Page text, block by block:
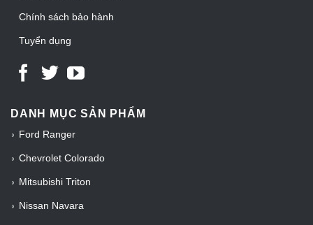
Chính sách bảo hành
Tuyển dụng
DANH MỤC SẢN PHẨM
Ford Ranger
Chevrolet Colorado
Mitsubishi Triton
Nissan Navara